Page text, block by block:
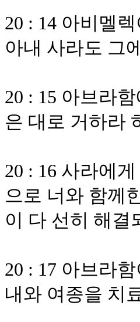
20 : 14 아비멜
아내 사라도 그
20 : 15 아브라
은 대로 거하라
20 : 16 사라에
으로 너와 함께
이 다 선히 해결
20 : 17 아브라
내와 여종을 치